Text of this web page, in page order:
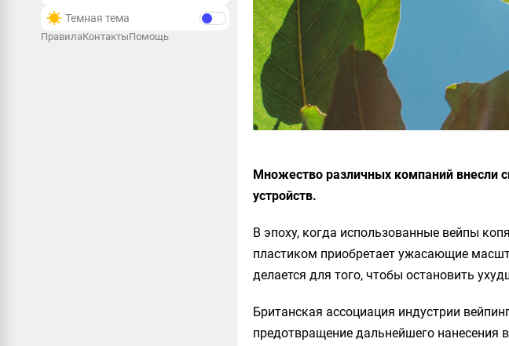
Темная тема
ПравилаКонтактыПомощь
Множество различных компаний внесли
устройств.
В эпоху, когда использованные вейпы
пластиком приобретает ужасающие
делается для того, чтобы остановить
Британская ассоциация индустрии
предотвращение дальнейшего нанесения